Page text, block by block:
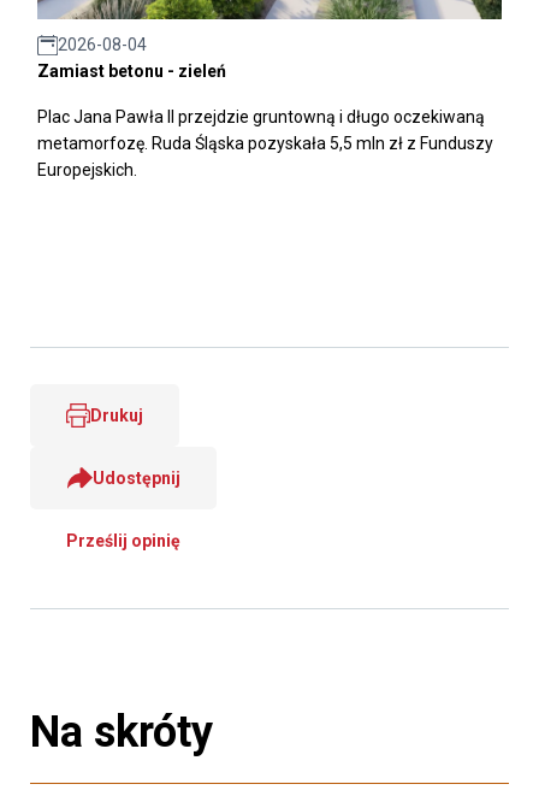
2026-08-04
Zamiast betonu - zieleń
Plac Jana Pawła II przejdzie gruntowną i długo oczekiwaną
metamorfozę. Ruda Śląska pozyskała 5,5 mln zł z Funduszy
Europejskich.
Drukuj
Udostępnij
Prześlij opinię
Na skróty